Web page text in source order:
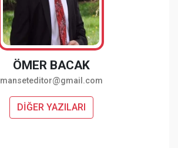
ÖMER BACAK
manseteditor@gmail.com
DİĞER YAZILARI